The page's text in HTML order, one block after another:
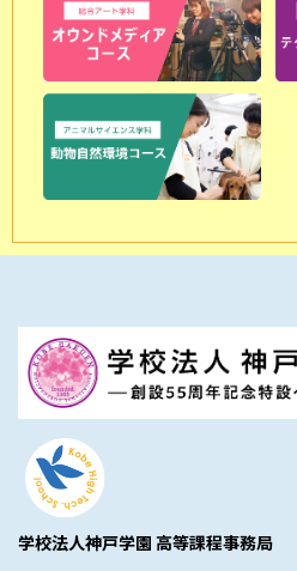
学校法人神戸学園 高等課程事務局